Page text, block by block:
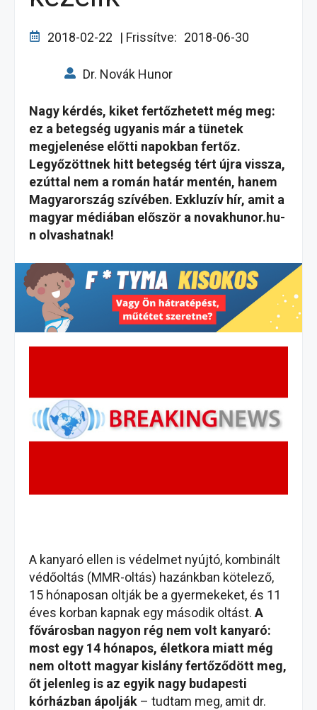
2018-02-22 | Frissítve: 2018-06-30
Dr. Novák Hunor
Nagy kérdés, kiket fertőzhetett még meg:
ez a betegség ugyanis már a tünetek
megjelenése előtti napokban fertőz.
Legyőzöttnek hitt betegség tért újra vissza,
ezúttal nem a román határ mentén, hanem
Magyarország szívében. Exkluzív hír, amit a
magyar médiában először a novakhunor.hu-
n olvashatnak!
A kanyaró ellen is védelmet nyújtó, kombinált
védőoltás (MMR-oltás) hazánkban kötelező,
15 hónaposan oltják be a gyermekeket, és 11
éves korban kapnak egy második oltást. A
fővárosban nagyon rég nem volt kanyaró:
most egy 14 hónapos, életkora miatt még
nem oltott magyar kislány fertőződött meg,
őt jelenleg is az egyik nagy budapesti
kórházban ápolják – tudtam meg, amit dr.